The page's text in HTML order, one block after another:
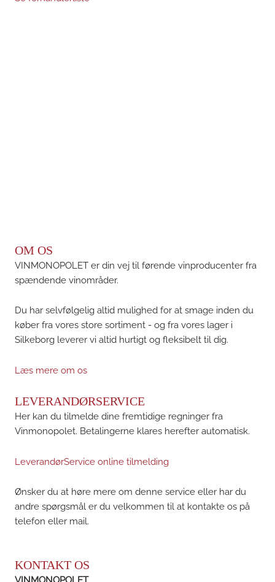
OM OS
VINMONOPOLET er din vej til førende vinproducenter fra
spændende vinområder.
Du har selvfølgelig altid mulighed for at smage inden du
køber fra vores store sortiment - og fra vores lager i
Silkeborg leverer vi altid hurtigt og fleksibelt til dig.
Læs mere om os
LEVERANDØRSERVICE
Her kan du tilmelde dine fremtidige regninger fra
Vinmonopolet. Betalingerne klares herefter automatisk.
LeverandørService online tilmelding
Ønsker du at høre mere om denne service eller har du
andre spørgsmål er du velkommen til at kontakte os på
telefon eller mail.
KONTAKT OS
VINMONOPOLET